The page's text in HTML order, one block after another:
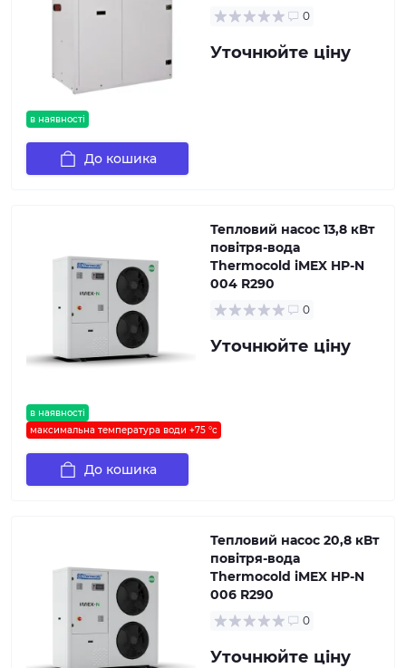
в наявності
0
Уточнюйте ціну
До кошика
в наявності
максимальна температура води +75 °c
Тепловий насос 13,8 кВт
повітря-вода
Thermocold iMEX HP-N
004 R290
0
Уточнюйте ціну
До кошика
Тепловий насос 20,8 кВт
повітря-вода
Thermocold iMEX HP-N
006 R290
0
Уточнюйте ціну